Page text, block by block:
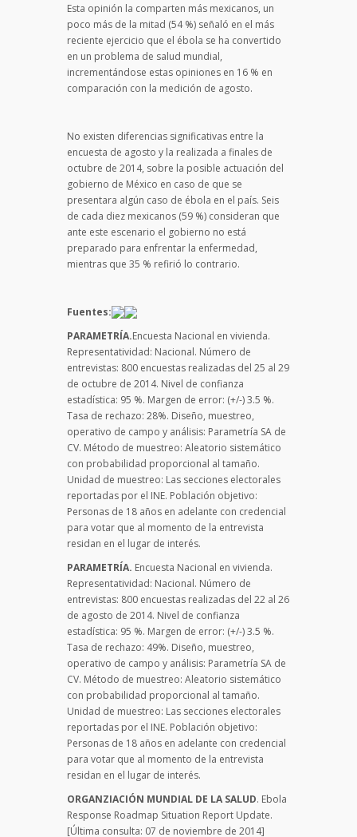
Esta opinión la comparten más mexicanos, un
poco más de la mitad (54 %) señaló en el más
reciente ejercicio que el ébola se ha convertido
en un problema de salud mundial,
incrementándose estas opiniones en 16 % en
comparación con la medición de agosto.
No existen diferencias significativas entre la
encuesta de agosto y la realizada a finales de
octubre de 2014, sobre la posible actuación del
gobierno de México en caso de que se
presentara algún caso de ébola en el país. Seis
de cada diez mexicanos (59 %) consideran que
ante este escenario el gobierno no está
preparado para enfrentar la enfermedad,
mientras que 35 % refirió lo contrario.
Fuentes:
PARAMETRÍA.Encuesta Nacional en vivienda.
Representatividad: Nacional. Número de
entrevistas: 800 encuestas realizadas del 25 al 29
de octubre de 2014. Nivel de confianza
estadística: 95 %. Margen de error: (+/-) 3.5 %.
Tasa de rechazo: 28%. Diseño, muestreo,
operativo de campo y análisis: Parametría SA de
CV. Método de muestreo: Aleatorio sistemático
con probabilidad proporcional al tamaño.
Unidad de muestreo: Las secciones electorales
reportadas por el INE. Población objetivo:
Personas de 18 años en adelante con credencial
para votar que al momento de la entrevista
residan en el lugar de interés.
PARAMETRÍA. Encuesta Nacional en vivienda.
Representatividad: Nacional. Número de
entrevistas: 800 encuestas realizadas del 22 al 26
de agosto de 2014. Nivel de confianza
estadística: 95 %. Margen de error: (+/-) 3.5 %.
Tasa de rechazo: 49%. Diseño, muestreo,
operativo de campo y análisis: Parametría SA de
CV. Método de muestreo: Aleatorio sistemático
con probabilidad proporcional al tamaño.
Unidad de muestreo: Las secciones electorales
reportadas por el INE. Población objetivo:
Personas de 18 años en adelante con credencial
para votar que al momento de la entrevista
residan en el lugar de interés.
ORGANZIACIÓN MUNDIAL DE LA SALUD. Ebola
Response Roadmap Situation Report Update.
[Última consulta: 07 de noviembre de 2014]